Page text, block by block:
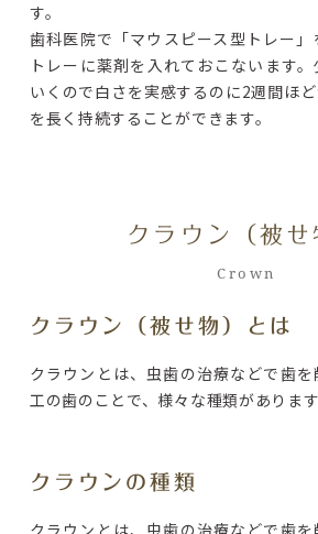
す。
歯科医院で「マウスピース型トレー
トレーに薬剤を入れておこないます
いくので白さを実感するのに2週間ほ
を長く持続することができます。
クラウン（被せ
Crown
クラウン（被せ物）とは
クラウンとは、虫歯の治療などで歯
工の歯のことで、様々な種類があります
クラウンの種類